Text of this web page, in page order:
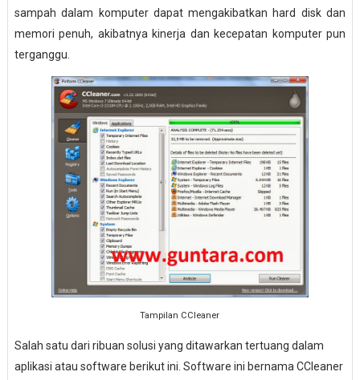
sampah dalam komputer dapat mengakibatkan hard disk dan
memori penuh, akibatnya kinerja dan kecepatan komputer pun
terganggu.
Tampilan CCleaner
Salah satu dari ribuan solusi yang ditawarkan tertuang dalam
aplikasi atau software berikut ini. Software ini bernama CCleaner